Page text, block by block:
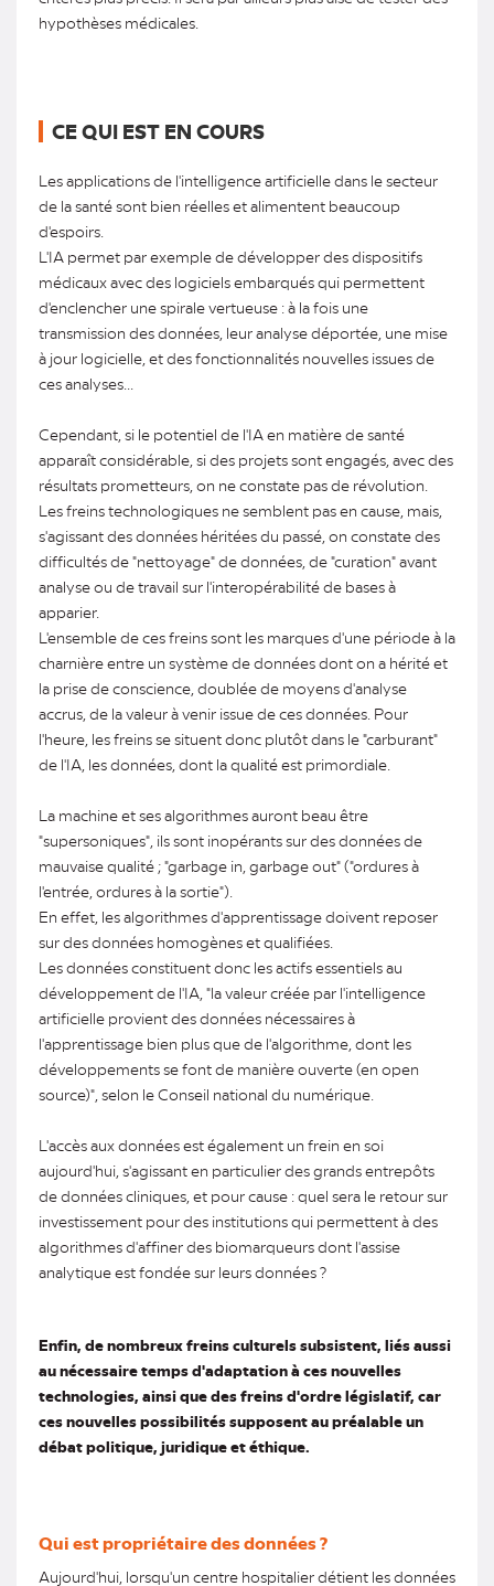
hypothèses médicales.
CE QUI EST EN COURS
Les applications de l'intelligence artificielle dans le secteur
de la santé sont bien réelles et alimentent beaucoup
d'espoirs.
L'IA permet par exemple de développer des dispositifs
médicaux avec des logiciels embarqués qui permettent
d'enclencher une spirale vertueuse : à la fois une
transmission des données, leur analyse déportée, une mise
à jour logicielle, et des fonctionnalités nouvelles issues de
ces analyses...
Cependant, si le potentiel de l'IA en matière de santé
apparaît considérable, si des projets sont engagés, avec des
résultats prometteurs, on ne constate pas de révolution.
Les freins technologiques ne semblent pas en cause, mais,
s'agissant des données héritées du passé, on constate des
difficultés de "nettoyage" de données, de "curation" avant
analyse ou de travail sur l'interopérabilité de bases à
apparier.
L'ensemble de ces freins sont les marques d'une période à la
charnière entre un système de données dont on a hérité et
la prise de conscience, doublée de moyens d'analyse
accrus, de la valeur à venir issue de ces données. Pour
l'heure, les freins se situent donc plutôt dans le "carburant"
de l'IA, les données, dont la qualité est primordiale.
La machine et ses algorithmes auront beau être
"supersoniques", ils sont inopérants sur des données de
mauvaise qualité ; "garbage in, garbage out" ("ordures à
l'entrée, ordures à la sortie").
En effet, les algorithmes d'apprentissage doivent reposer
sur des données homogènes et qualifiées.
Les données constituent donc les actifs essentiels au
développement de l'IA, "la valeur créée par l'intelligence
artificielle provient des données nécessaires à
l'apprentissage bien plus que de l'algorithme, dont les
développements se font de manière ouverte (en open
source)", selon le Conseil national du numérique.
L'accès aux données est également un frein en soi
aujourd'hui, s'agissant en particulier des grands entrepôts
de données cliniques, et pour cause : quel sera le retour sur
investissement pour des institutions qui permettent à des
algorithmes d'affiner des biomarqueurs dont l'assise
analytique est fondée sur leurs données ?
Enfin, de nombreux freins culturels subsistent, liés aussi
au nécessaire temps d'adaptation à ces nouvelles
technologies, ainsi que des freins d'ordre législatif, car
ces nouvelles possibilités supposent au préalable un
débat politique, juridique et éthique.
Qui est propriétaire des données ?
Aujourd'hui, lorsqu'un centre hospitalier détient les données